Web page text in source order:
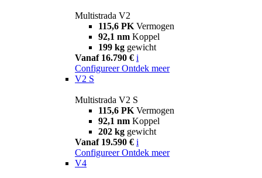
Multistrada V2
115,6 PK Vermogen
92,1 nm Koppel
199 kg gewicht
Vanaf 16.790 € i
Configureer Ontdek meer
V2 S
Multistrada V2 S
115,6 PK Vermogen
92,1 nm Koppel
202 kg gewicht
Vanaf 19.590 € i
Configureer Ontdek meer
V4